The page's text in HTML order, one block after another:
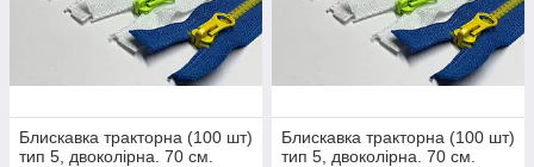
Блискавка тракторна (100 шт)
тип 5, двоколірна. 70 см.
Блискавка тракторна (100 шт)
тип 5, двоколірна. 70 см.